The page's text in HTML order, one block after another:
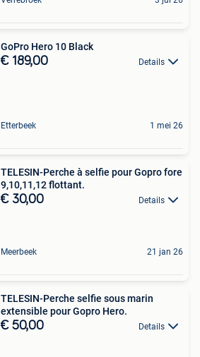
GoPro Hero 10 Black
€ 189,00 Details
Etterbeek 1 mei 26
TELESIN-Perche à selfie pour Gopro fore
9,10,11,12 flottant.
€ 30,00 Details
Meerbeek 21 jan 26
TELESIN-Perche selfie sous marin
extensible pour Gopro Hero.
€ 50,00 Details